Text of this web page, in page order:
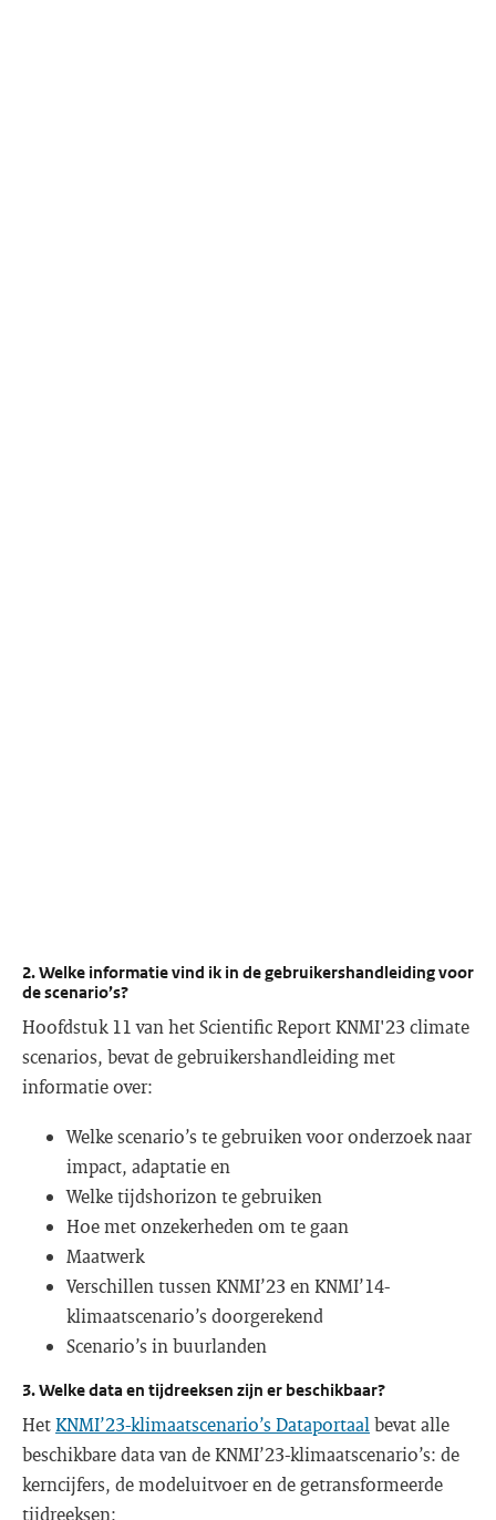
2. Welke informatie vind ik in de gebruikershandleiding voor
de scenario’s?
Hoofdstuk 11 van het Scientific Report KNMI'23 climate
scenarios, bevat de gebruikershandleiding met
informatie over:
Welke scenario’s te gebruiken voor onderzoek naar
impact, adaptatie en
Welke tijdshorizon te gebruiken
Hoe met onzekerheden om te gaan
Maatwerk
Verschillen tussen KNMI’23 en KNMI’14-
klimaatscenario’s doorgerekend
Scenario’s in buurlanden
3. Welke data en tijdreeksen zijn er beschikbaar?
HetKNMI’23-klimaatscenario’s Dataportaal bevat alle
beschikbare data van de KNMI’23-klimaatscenario’s: de
kerncijfers, de modeluitvoer en de getransformeerde
tijdreeksen: